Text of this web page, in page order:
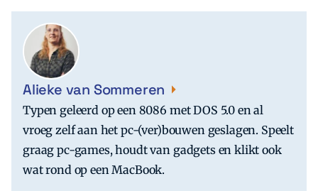
Alieke van Sommeren
Typen geleerd op een 8086 met DOS 5.0 en al
vroeg zelf aan het pc-(ver)bouwen geslagen. Speelt
graag pc-games, houdt van gadgets en klikt ook
wat rond op een MacBook.